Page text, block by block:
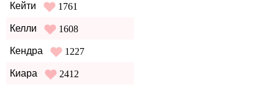
Кейти 1761
Келли 1608
Кендра 1227
Киара 2412